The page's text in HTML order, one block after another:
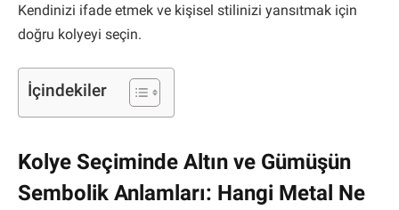
Kendinizi ifade etmek ve kişisel stilinizi yansıtmak için
doğru kolyeyi seçin.
İçindekiler
Kolye Seçiminde Altın ve Gümüşün
Sembolik Anlamları: Hangi Metal Ne